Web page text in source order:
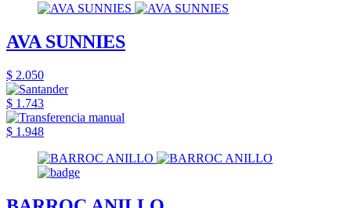
AVA SUNNIES
$ 2.050
$ 1.743
$ 1.948